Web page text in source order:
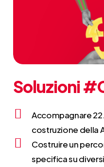
Soluzioni
Accompagnare
costruzione della
Costruire un
specifica su